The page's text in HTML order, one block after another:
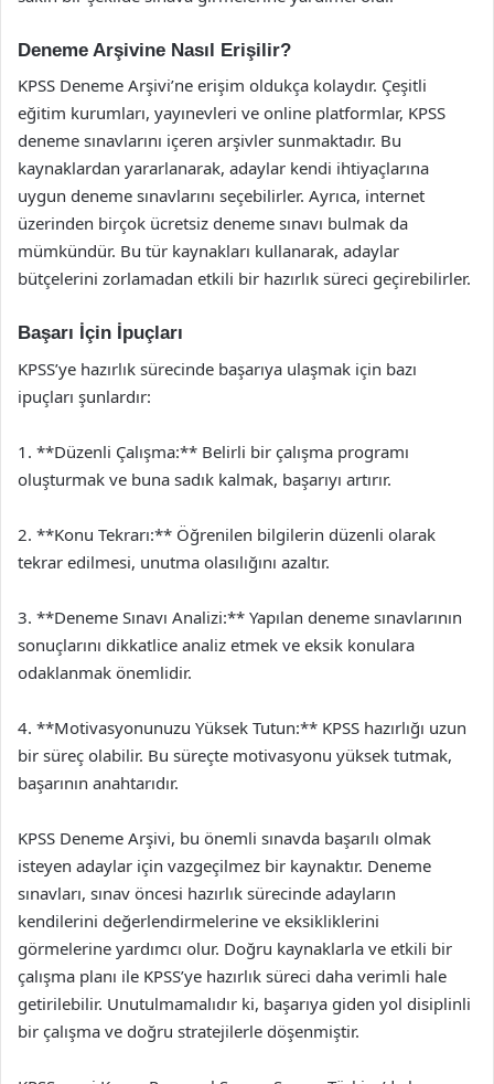
Deneme Arşivine Nasıl Erişilir?
KPSS Deneme Arşivi’ne erişim oldukça kolaydır. Çeşitli
eğitim kurumları, yayınevleri ve online platformlar, KPSS
deneme sınavlarını içeren arşivler sunmaktadır. Bu
kaynaklardan yararlanarak, adaylar kendi ihtiyaçlarına
uygun deneme sınavlarını seçebilirler. Ayrıca, internet
üzerinden birçok ücretsiz deneme sınavı bulmak da
mümkündür. Bu tür kaynakları kullanarak, adaylar
bütçelerini zorlamadan etkili bir hazırlık süreci geçirebilirler.
Başarı İçin İpuçları
KPSS’ye hazırlık sürecinde başarıya ulaşmak için bazı
ipuçları şunlardır:
1. **Düzenli Çalışma:** Belirli bir çalışma programı
oluşturmak ve buna sadık kalmak, başarıyı artırır.
2. **Konu Tekrarı:** Öğrenilen bilgilerin düzenli olarak
tekrar edilmesi, unutma olasılığını azaltır.
3. **Deneme Sınavı Analizi:** Yapılan deneme sınavlarının
sonuçlarını dikkatlice analiz etmek ve eksik konulara
odaklanmak önemlidir.
4. **Motivasyonunuzu Yüksek Tutun:** KPSS hazırlığı uzun
bir süreç olabilir. Bu süreçte motivasyonu yüksek tutmak,
başarının anahtarıdır.
KPSS Deneme Arşivi, bu önemli sınavda başarılı olmak
isteyen adaylar için vazgeçilmez bir kaynaktır. Deneme
sınavları, sınav öncesi hazırlık sürecinde adayların
kendilerini değerlendirmelerine ve eksikliklerini
görmelerine yardımcı olur. Doğru kaynaklarla ve etkili bir
çalışma planı ile KPSS’ye hazırlık süreci daha verimli hale
getirilebilir. Unutulmamalıdır ki, başarıya giden yol disiplinli
bir çalışma ve doğru stratejilerle döşenmiştir.